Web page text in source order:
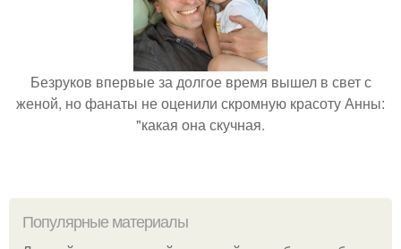
Безруков впервые за долгое время вышел в свет с
женой, но фанаты не оценили скромную красоту Анны:
"какая она скучная.
Популярные материалы